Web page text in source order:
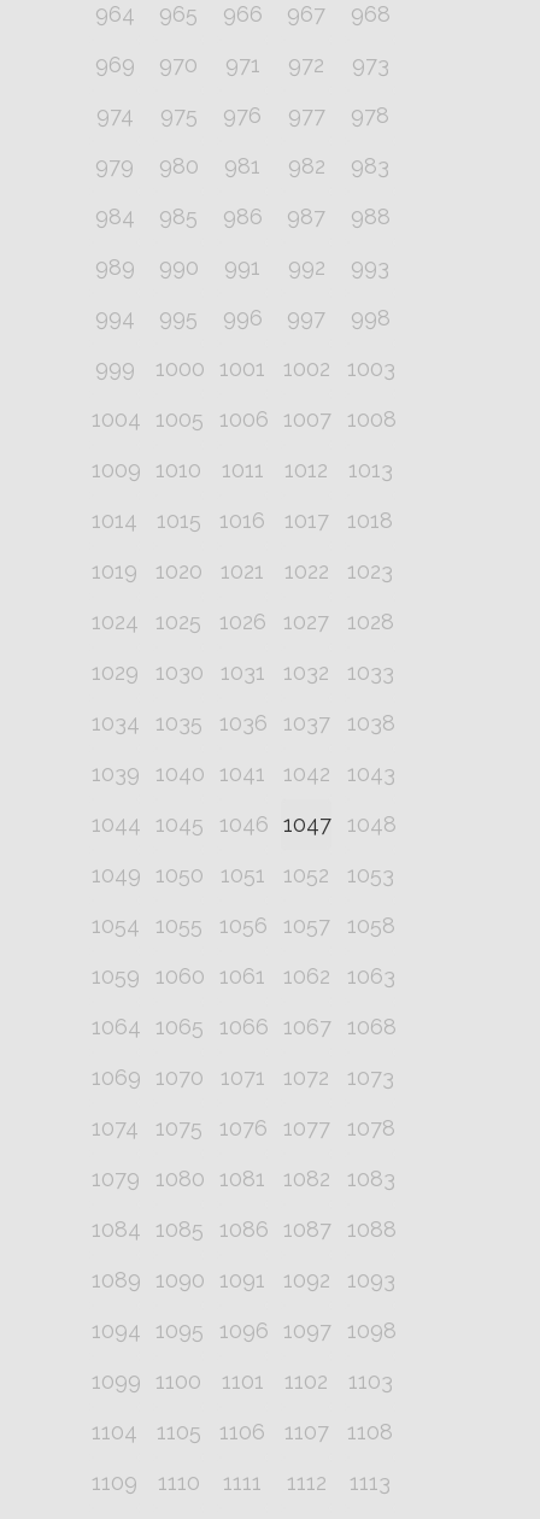
964
965 966 967
968
969
970 971 972
973
974
975 976 977
978
979
980 981 982
983
984
985 986 987
988
989
990 991 992
993
994
995 996 997
998
999
1000 1001 1002
1003
1004
1005 1006 1007
1008
1009
1010 1011 1012
1013
1014
1015 1016 1017
1018
1019
1020 1021 1022
1023
1024
1025 1026 1027
1028
1029
1030 1031 1032
1033
1034
1035 1036 1037
1038
1039
1040 1041 1042
1043
1044
1045 1046 1047
1048
1049
1050 1051 1052
1053
1054
1055 1056 1057
1058
1059
1060 1061 1062
1063
1064
1065 1066 1067
1068
1069
1070 1071 1072
1073
1074
1075 1076 1077
1078
1079
1080 1081 1082
1083
1084
1085 1086 1087
1088
1089
1090 1091 1092
1093
1094
1095 1096 1097
1098
1099
1100 1101 1102
1103
1104
1105 1106 1107
1108
1109
1110 1111 1112
1113